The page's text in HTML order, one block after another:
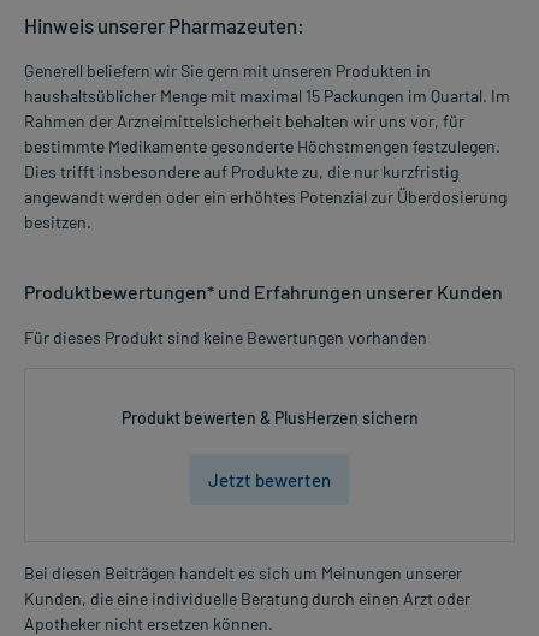
Hinweis unserer Pharmazeuten:
Generell beliefern wir Sie gern mit unseren Produkten in
haushaltsüblicher Menge mit maximal 15 Packungen im Quartal. Im
Rahmen der Arzneimittelsicherheit behalten wir uns vor, für
bestimmte Medikamente gesonderte Höchstmengen festzulegen.
Dies trifft insbesondere auf Produkte zu, die nur kurzfristig
angewandt werden oder ein erhöhtes Potenzial zur Überdosierung
besitzen.
Produktbewertungen* und Erfahrungen unserer Kunden
Für dieses Produkt sind keine Bewertungen vorhanden
Produkt bewerten & PlusHerzen sichern
Jetzt bewerten
Bei diesen Beiträgen handelt es sich um Meinungen unserer
Kunden, die eine individuelle Beratung durch einen Arzt oder
Apotheker nicht ersetzen können.